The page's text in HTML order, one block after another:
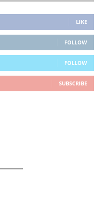
LIKE
FOLLOW
FOLLOW
SUBSCRIBE